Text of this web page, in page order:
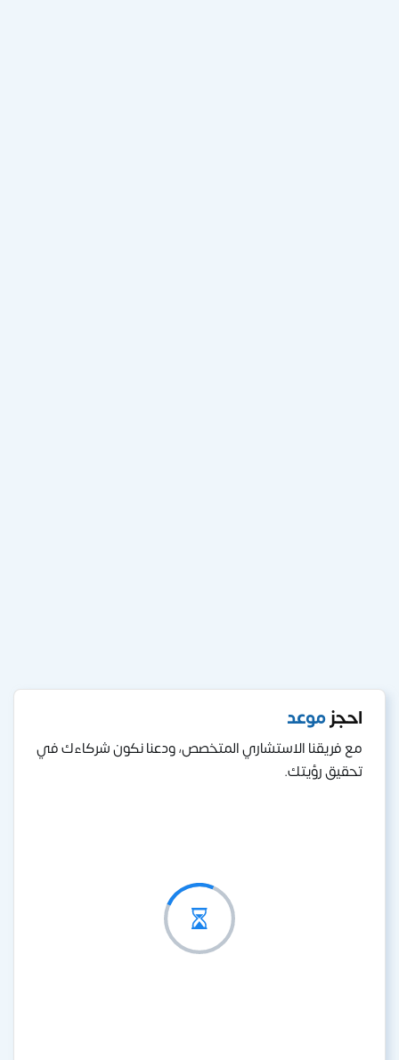
احجزموعد
مع فريقنا الاستشاري المتخصص، ودعنا نكون شركاءك في
تحقيق رؤيتك.